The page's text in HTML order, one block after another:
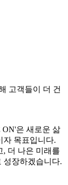
고객들이 더 건
ON'은 새로운 삶
자 목표입니다.
, 더 나은 미래를
성장하겠습니다.